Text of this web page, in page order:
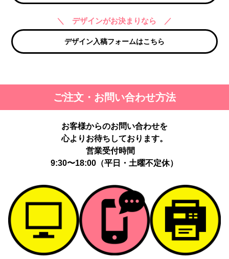
＼ デザインがお決まりなら ／
デザイン入稿フォームはこちら
ご注文・お問い合わせ方法
お客様からのお問い合わせを
心よりお待ちしております。
営業受付時間
9:30〜18:00（平日・土曜不定休）